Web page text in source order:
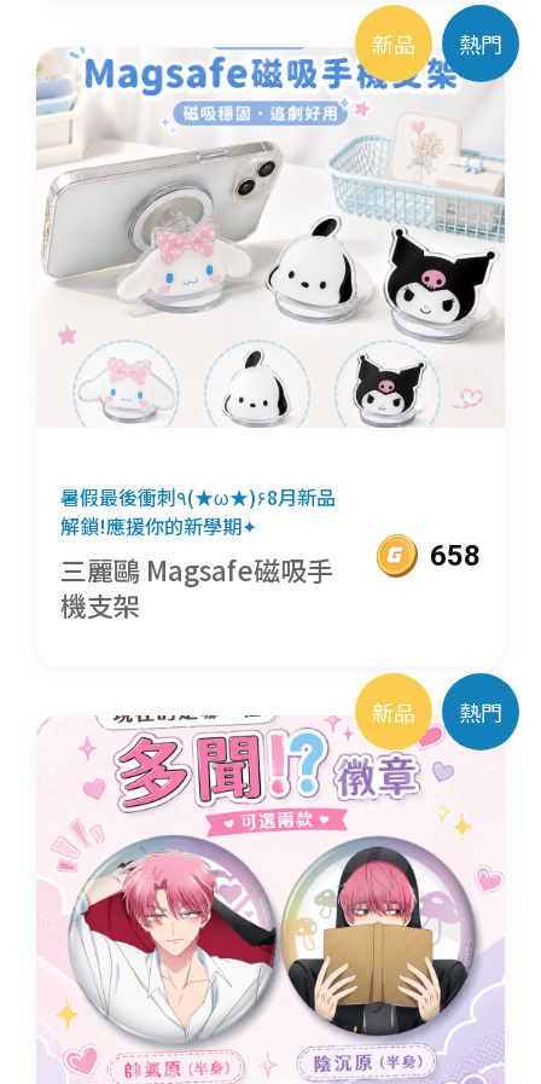
新品 熱門
暑假最後衝刺٩(★ω★)۶8月新品
解鎖!應援你的新學期✦
三麗鷗 Magsafe磁吸手
機支架
658
新品 熱門